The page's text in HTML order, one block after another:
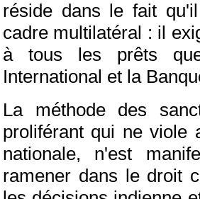
réside dans le fait
cadre multilatéral : il
à tous les prêts
International et la
La méthode des
proliférant qui ne viole
nationale, n'est
ramener dans le droit